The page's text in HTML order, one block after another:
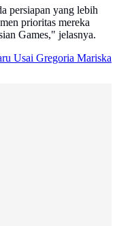
persiapan yang lebih
prioritas mereka
Games," jelasnya.
Usai Gregoria Mariska